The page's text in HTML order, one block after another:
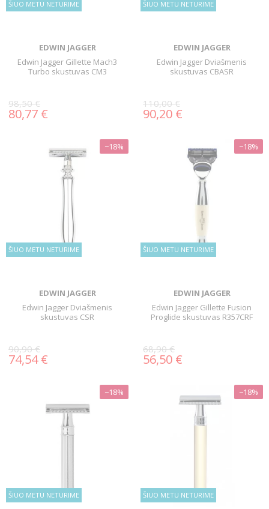
ŠIUO METU NETURIME
EDWIN JAGGER
Edwin Jagger Gillette Mach3
Turbo skustuvas CM3
98,50 €
80,77 €
ŠIUO METU NETURIME
EDWIN JAGGER
Edwin Jagger Dviašmenis
skustuvas CBASR
110,00 €
90,20 €
ŠIUO METU NETURIME
−18%
EDWIN JAGGER
Edwin Jagger Dviašmenis
skustuvas CSR
90,90 €
74,54 €
ŠIUO METU NETURIME
−18%
EDWIN JAGGER
Edwin Jagger Gillette Fusion
Proglide skustuvas R357CRF
68,90 €
56,50 €
ŠIUO METU NETURIME
−18%
ŠIUO METU NETURIME
−18%